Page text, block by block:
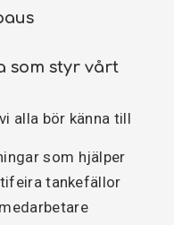
som styr vårt
alla bör känna till
som hjälper
tankefällor